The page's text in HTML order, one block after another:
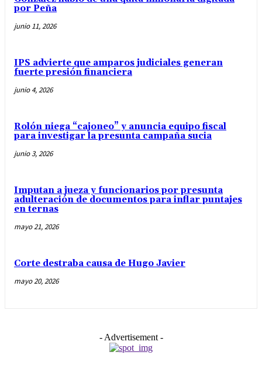
por Peña
junio 11, 2026
IPS advierte que amparos judiciales generan
fuerte presión financiera
junio 4, 2026
Rolón niega “cajoneo” y anuncia equipo fiscal
para investigar la presunta campaña sucia
junio 3, 2026
Imputan a jueza y funcionarios por presunta
adulteración de documentos para inflar puntajes
en ternas
mayo 21, 2026
Corte destraba causa de Hugo Javier
mayo 20, 2026
- Advertisement -